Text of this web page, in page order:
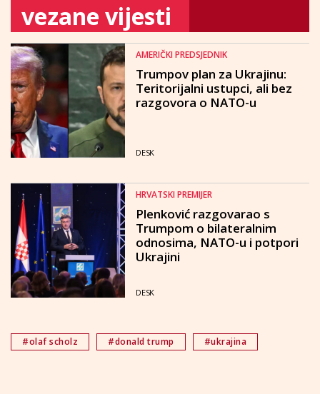
vezane vijesti
AMERIČKI PREDSJEDNIK
Trumpov plan za Ukrajinu:
Teritorijalni ustupci, ali bez
razgovora o NATO-u
DESK
HRVATSKI PREMIJER
Plenković razgovarao s
Trumpom o bilateralnim
odnosima, NATO-u i potpori
Ukrajini
DESK
#olaf scholz #donald trump #ukrajina